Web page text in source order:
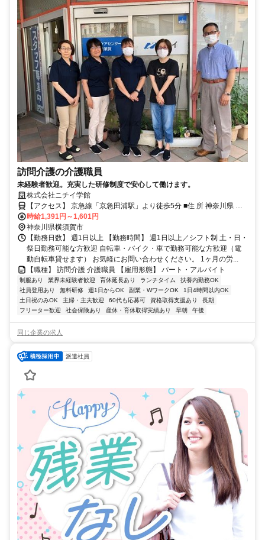
訪問介護の介護職員
未経験者歓迎。充実した研修制度で安心して働けます。
株式会社ニチイ学館
【アクセス】 京急線「京急田浦駅」より徒歩5分 ■住 所 神奈川県 横
須賀市 船越町1丁目56廣瀬ﾋﾞﾙ1階101号室 ■アクセス 京急線「京急田
浦駅」より徒歩5分
時給1,391円～1,601円
神奈川県横須賀市
【勤務日数】 週1日以上 【勤務時間】 週1日以上／シフト制 土・日・
祭日勤務可能な方歓迎 自転車・バイク・車で勤務可能な方歓迎（電
動自転車貸せます） お気軽にお問い合わせください。 1ヶ月の労...
【職種】 訪問介護 介護職員 【雇用形態】 パート・アルバイト
制服あり 業界未経験者歓迎 育休延長あり ランチタイム
扶養内勤務OK
社員登用あり
無料研修 週1日からOK 副業・WワークOK
1日4時間以内OK
土日祝のみOK
主婦・主夫歓迎 60代も応募可 資格取得支援あり
長期
フリーター歓迎
社会保険あり 産休・育休取得実績あり 早朝 午後
同じ企業の求人
派遣社員